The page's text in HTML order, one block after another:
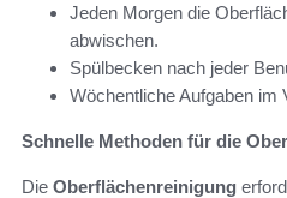
Jeden Morgen die
abwischen.
Spülbecken nach jeder
Wöchentliche Aufgaben im
Schnelle Methoden für die
Die Oberflächenreinigung